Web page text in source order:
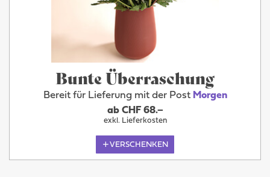
Bunte Überraschung
Bereit für Lieferung mit der Post Morgen
ab CHF 68.–
exkl. Lieferkosten
VERSCHENKEN